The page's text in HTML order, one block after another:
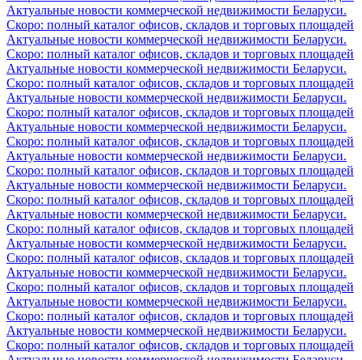
Актуальные новости коммерческой недвижимости Беларуси.
Скоро: полный каталог офисов, складов и торговых площадей
Актуальные новости коммерческой недвижимости Беларуси.
Скоро: полный каталог офисов, складов и торговых площадей
Актуальные новости коммерческой недвижимости Беларуси.
Скоро: полный каталог офисов, складов и торговых площадей
Актуальные новости коммерческой недвижимости Беларуси.
Скоро: полный каталог офисов, складов и торговых площадей
Актуальные новости коммерческой недвижимости Беларуси.
Скоро: полный каталог офисов, складов и торговых площадей
Актуальные новости коммерческой недвижимости Беларуси.
Скоро: полный каталог офисов, складов и торговых площадей
Актуальные новости коммерческой недвижимости Беларуси.
Скоро: полный каталог офисов, складов и торговых площадей
Актуальные новости коммерческой недвижимости Беларуси.
Скоро: полный каталог офисов, складов и торговых площадей
Актуальные новости коммерческой недвижимости Беларуси.
Скоро: полный каталог офисов, складов и торговых площадей
Актуальные новости коммерческой недвижимости Беларуси.
Скоро: полный каталог офисов, складов и торговых площадей
Актуальные новости коммерческой недвижимости Беларуси.
Скоро: полный каталог офисов, складов и торговых площадей
Актуальные новости коммерческой недвижимости Беларуси.
Скоро: полный каталог офисов, складов и торговых площадей